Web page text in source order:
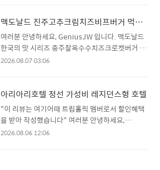
웰 파티를 했던 기억이 있는데, 이번에는 태국관광
청과 트립홀릭이 함께하는 '도심 속에서 만나는 태
국'이라는 내용으로 트립홀릭의 크리에이터들과
태국..
상을 통해 확인해 보도록 하겠습니다. ■ 가게위치
및 주차 상촌식당은 충북 충주시 수안보면 중산신
촌길 99에 위치해 있었습니다. 이곳은 3대째 운영
하고 있다는 40년이 넘은 중식당이었습니다. 한적
한 시골마을에 위치한 식당임에도 손님들이 많이
고, 인근 길가에도 차량들이 주차된 모습을 확인할
수 있었습니다. ■ 영업시간 충주 수안보 상촌식당
의 영업시간은 11:30-15:00 점심시간만 영업한다
고 되어 있..
맥도날드 진주고추크림치즈비프버거 먹고 하모부채 받고
여러분 안녕하세요, GeniusJW 입니다. 맥도날드
한국의 맛 시리즈 충주찰옥수수치즈크로켓버거 이
후로 '진주고추크림치즈비프버거'와 '진주고추크
듣고, 맥도날드로 달려갔습니다. 특히 이번에 진주
의 마스코트 하모가 캐릭터로 들어간 부채를 준다
는 소식을 듣고 지인들에게 소식을 공유하고 저도
받으러 갔습니다. ■ 진주고추크림치즈비프버거
세트 구성 진주고추크림치즈비프버거는 진주고추
2026.08.07 03:06
아리아리호텔 정선 가성비 레지던스형 호텔
"이 리뷰는 여기어때 트립홀릭 멤버로서 할인혜택
을 받아 작성했습니다" 여러분 안녕하세요,
GeniusJW 입니다. 강원도 정선에 가면 제가 자주
2026.08.06 12:06